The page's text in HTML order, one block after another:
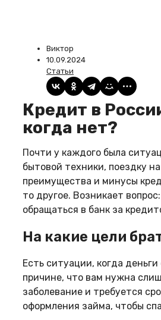
Виктор
10.09.2024
Статьи
Кредит в России: когда обращаться в банк за займом, а
когда нет?
Почти у каждого была
бытовой техники, поездку
преимущества и минусы
то другое. Возникает
обращаться в банк за
На какие цели
Есть ситуации, когда
причине, что вам нужна
заболевание и требуется
оформления займа, чтобы